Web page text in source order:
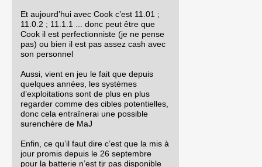
Et aujourd’hui avec Cook c’est 11.01 ;
11.0.2 ; 11.1.1 ... donc peut être que
Cook il est perfectionniste (je ne pense
pas) ou bien il est pas assez cash avec
son personnel
Aussi, vient en jeu le fait que depuis
quelques années, les systèmes
d’exploitations sont de plus en plus
regarder comme des cibles potentielles,
donc cela entraînerai une possible
surenchère de MaJ
Enfin, ce qu’il faut dire c’est que la mis à
jour promis depuis le 26 septembre
pour la batterie n’est tjr pas disponible